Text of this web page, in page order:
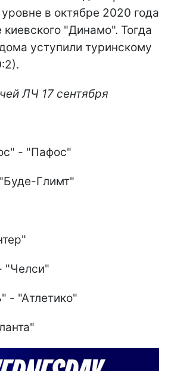
в октябре 2020 года
"Динамо". Тогда
уступили туринскому
ЛЧ 17 сентября
- "Пафос"
Глимт"
"Челси"
- "Атлетико"